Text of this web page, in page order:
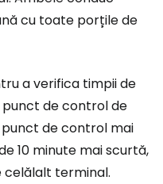
cu toate porțile de
a verifica timpii de
de control de
de control mai
10 minute mai scurtă,
terminal.